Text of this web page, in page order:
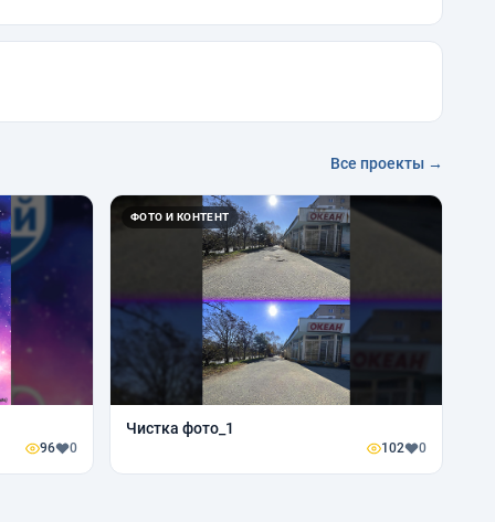
Все проекты →
96 0
ФОТО И КОНТЕНТ
Чистка фото_1
102 0